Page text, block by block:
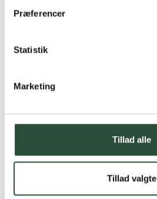
Præferencer
Statistik
Marketing
Tillad alle
Tillad valgte